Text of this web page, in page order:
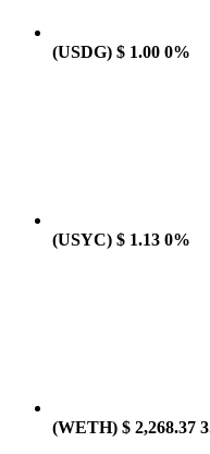
(USDG) $ 1.00 0%
(USYC) $ 1.13 0%
(WETH) $ 2,268.37